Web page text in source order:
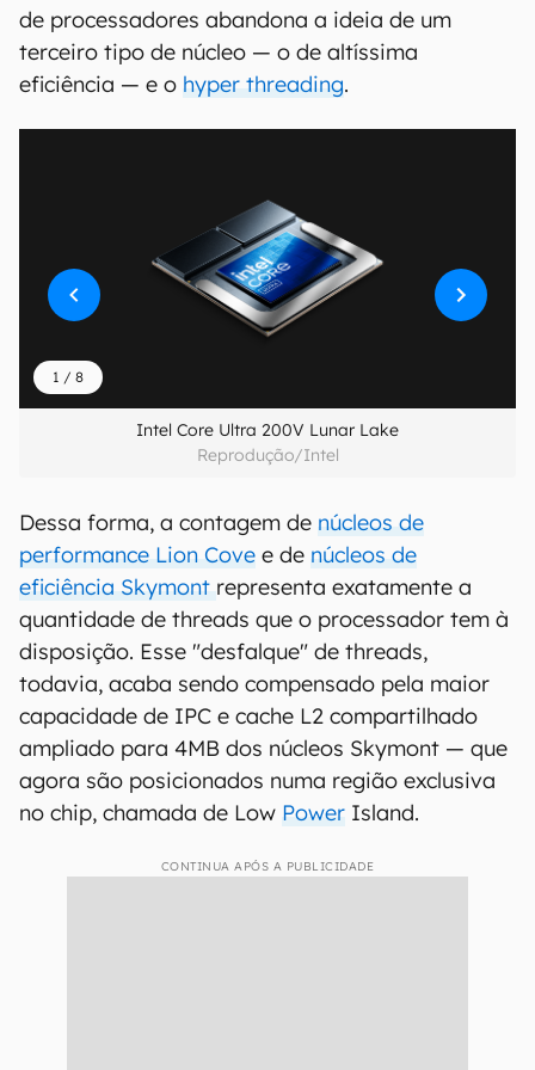
de processadores abandona a ideia de um
terceiro tipo de núcleo — o de altíssima
eficiência — e o hyper threading.
1 / 8
Intel Core Ultra 200V Lunar Lake
Reprodução/Intel
Dessa forma, a contagem de núcleos de
performance Lion Cove e de núcleos de
eficiência Skymont representa exatamente a
quantidade de threads que o processador tem à
disposição. Esse "desfalque" de threads,
todavia, acaba sendo compensado pela maior
capacidade de IPC e cache L2 compartilhado
ampliado para 4MB dos núcleos Skymont — que
agora são posicionados numa região exclusiva
no chip, chamada de Low Power Island.
CONTINUA APÓS A PUBLICIDADE